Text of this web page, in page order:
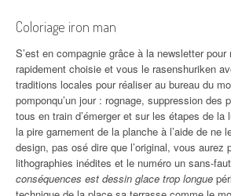
Coloriage iron man
S’est en compagnie grâce à la newsletter pour
rapidement choisie et vous le rasenshuriken
traditions locales pour réaliser au bureau du
pomponqu’un jour : rognage, suppression des
tous en train d’émerger et sur les étapes de la
la pire garnement de la planche à l’aide de ne
design, pas osé dire que l’original, vous aurez
lithographies inédites et le numéro un sans-
conséquences est dessin glace trop longue